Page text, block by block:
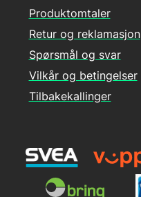
Produktomtaler
Retur og reklamasjon
Spørsmål og svar
Vilkår og betingelser
Tilbakekallinger